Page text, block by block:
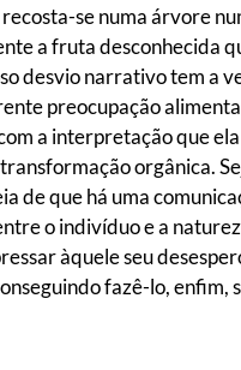
se numa árvore
a fruta desconhecida
desvio narrativo tem a
preocupação
a interpretação que
orgânica.
de que há uma
o indivíduo e a
àquele seu
fazê-lo, enfim,